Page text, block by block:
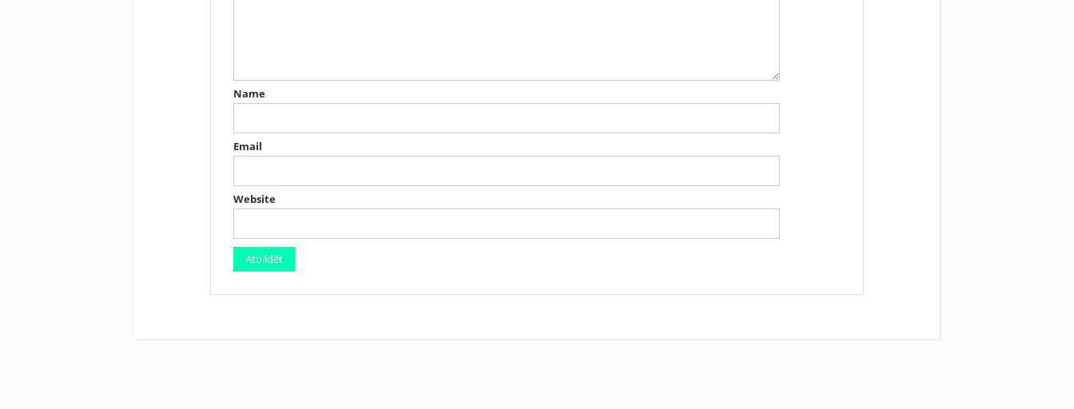
Name
Email
Website